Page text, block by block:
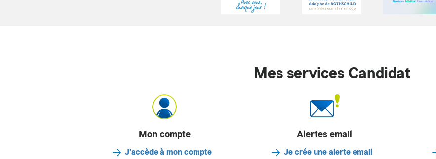
Mes services Candidat
Mon compte
J'accède à mon compte
Alertes email
Je crée une alerte email